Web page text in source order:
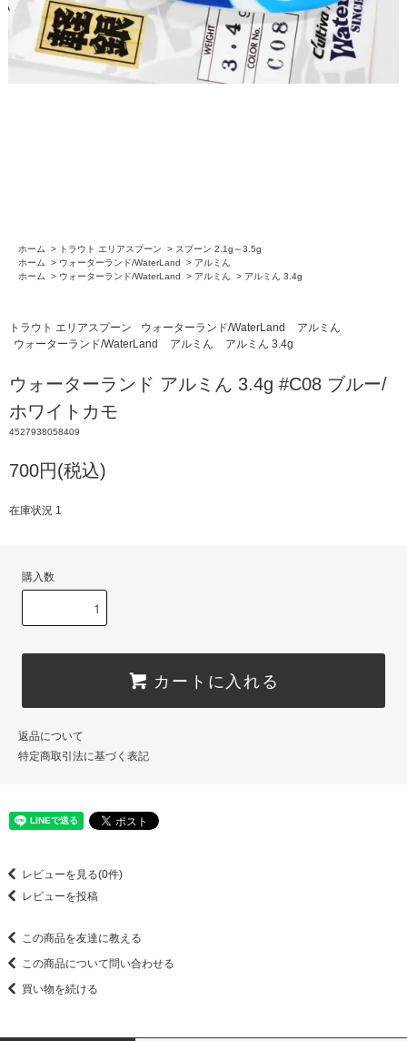
ホーム > トラウト エリアスプーン > スプーン 2.1g～3.5g
ホーム
> ウォーターランド/WaterLand > アルミん
ホーム
> ウォーターランド/WaterLand > アルミん > アルミん 3.4g
トラウト エリアスプーン ウォーターランド/WaterLand
アルミん
ウォーターランド/WaterLand
アルミん アルミん 3.4g
ウォーターランド アルミん 3.4g #C08 ブルー/
ホワイトカモ
4527938058409
700円(税込)
在庫状況 1
購入数
カートに入れる
返品について
特定商取引法に基づく表記
レビューを見る(0件)
レビューを投稿
この商品を友達に教える
この商品について問い合わせる
買い物を続ける